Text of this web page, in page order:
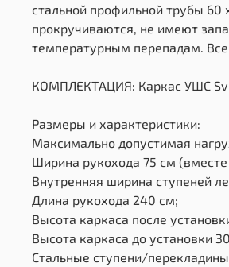
стальной профильной трубы 60
прокручиваются, не имеют
температурным перепадам.
КОМПЛЕКТАЦИЯ: Каркас УШС Sv
Размеры и характеристики:
Максимально допустимая
Ширина рукохода 75 см
Внутренняя ширина ступеней
Длина рукохода 240 см;
Высота каркаса после
Высота каркаса до установки
Стальные ступени/